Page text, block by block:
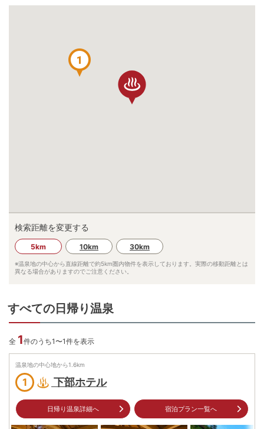
1
検索距離を変更する
5km 10km 30km
※温泉地の中心から直線距離で約5km圏内物件を表示しております。実際の移動距離とは
異なる場合がありますのでご注意ください。
すべての日帰り温泉
全 1件のうち1〜1件を表示
温泉地の中心地から1.6km
1 下部ホテル
日帰り温泉詳細へ 宿泊プラン一覧へ